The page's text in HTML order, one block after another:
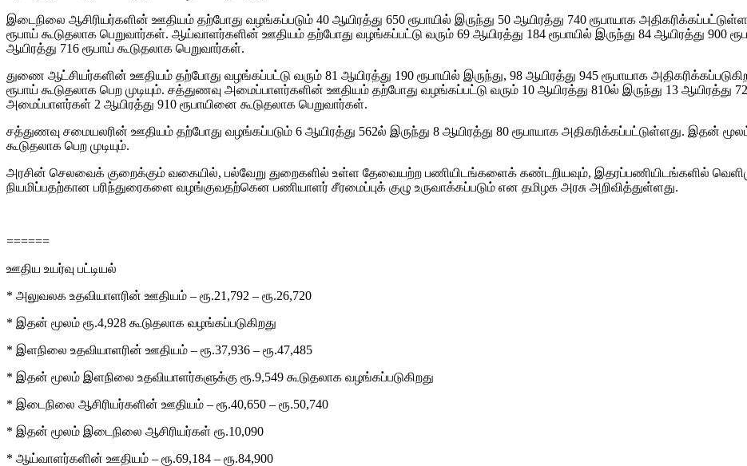
இடைநிலை ஆசிரியர்களின் ஊதியம் தற்போது வழங்கப்படும் 40 ஆயிரத்து 650 ரூபாயில் இருந்து 50 ஆயிரத்து 740 ரூபாயாக
ரூபாய் கூடுதலாக பெறுவார்கள். ஆய்வாளர்களின் ஊதியம் தற்போது வழங்கப்பட்டு வரும் 69 ஆயிரத்து 184 ரூபாயில் இருந்து 84 ஆயிரத்து
ஆயிரத்து 716 ரூபாய் கூடுதலாக பெறுவார்கள்.
துணை ஆட்சியர்களின் ஊதியம் தற்போது வழங்கப்பட்டு வரும் 81 ஆயிரத்து 190 ரூபாயில் இருந்து, 98 ஆயிரத்து 945 ரூபாயாக
ரூபாய் கூடுதலாக பெற முடியும். சத்துணவு அமைப்பாளர்களின் ஊதியம் தற்போது வழங்கப்பட்டு வரும் 10 ஆயிரத்து 810ல் இருந்து 13 ஆயிரத்து
அமைப்பாளர்கள் 2 ஆயிரத்து 910 ரூபாயினை கூடுதலாக பெறுவார்கள்.
சத்துணவு சமையலரின் ஊதியம் தற்போது வழங்கப்படும் 6 ஆயிரத்து 562ல் இருந்து 8 ஆயிரத்து 80 ரூபாயாக அதிகரிக்கப்பட்டுள்ளது. இதன்
கூடுதலாக பெற முடியும்.
அரசின் செலவைக் குறைக்கும் வகையில், பல்வேறு துறைகளில் உள்ள தேவையற்ற பணியிடங்களைக் கண்டறியவும், இதரப்பணியிடங்களில்
நியமிப்பதற்கான பரிந்துரைகளை வழங்குவதற்கென பணியாளர் சீரமைப்புக் குழு உருவாக்கப்படும் என தமிழக அரசு அறிவித்துள்ளது.
======
ஊதிய உயர்வு பட்டியல்
* அலுவலக உதவியாளரின் ஊதியம் – ரூ.21,792 – ரூ.26,720
* இதன் மூலம் ரூ.4,928 கூடுதலாக வழங்கப்படுகிறது
* இளநிலை உதவியாளரின் ஊதியம் – ரூ.37,936 – ரூ.47,485
* இதன் மூலம் இளநிலை உதவியாளர்களுக்கு ரூ.9,549 கூடுதலாக வழங்கப்படுகிறது
* இடைநிலை ஆசிரியர்களின் ஊதியம் – ரூ.40,650 – ரூ.50,740
* இதன் மூலம் இடைநிலை ஆசிரியர்கள் ரூ.10,090
* ஆய்வாளர்களின் ஊதியம் – ரூ.69,184 – ரூ.84,900